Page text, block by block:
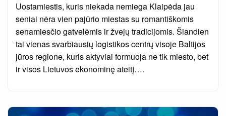
Uostamiestis, kuris niekada nemiega Klaipėda jau
seniai nėra vien pajūrio miestas su romantiškomis
senamiesčio gatvelėmis ir žvejų tradicijomis. Šiandien
tai vienas svarbiausių logistikos centrų visoje Baltijos
jūros regione, kuris aktyviai formuoja ne tik miesto, bet
ir visos Lietuvos ekonominę ateitį….